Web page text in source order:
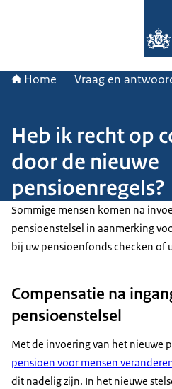
Home Vraag en
Heb ik recht op
door de nieuwe
pensioenregels?
Sommige mensen komen na
pensioenstelsel in aanmerking
bij uw pensioenfonds checken of
Compensatie na
pensioenstelsel
Met de invoering van het nieuwe
pensioen voor mensen
dit nadelig zijn. In het nieuwe